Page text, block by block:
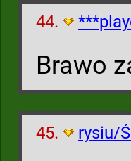
44.
Brawo
45. rysiu/